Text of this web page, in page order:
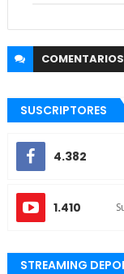
COMENTARIOS
SUSCRIPTORES
4.382
1.410
STREAMING